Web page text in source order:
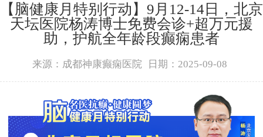
【脑健康月特别行动】9月12-14日，北京
天坛医院杨涛博士免费会诊+超万元援
助，护航全年龄段癫痫患者
来源：成都神康癫痫医院 日期：2025-09-08